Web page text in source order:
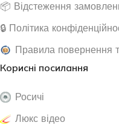
📦 Відстеження
🔒 Політика
Правила повернення
Корисні посилання
Росичі
Люкс відео